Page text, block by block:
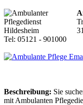
Tel: 05121 - 901000
Beschreibung: Sie
mit Ambulanten